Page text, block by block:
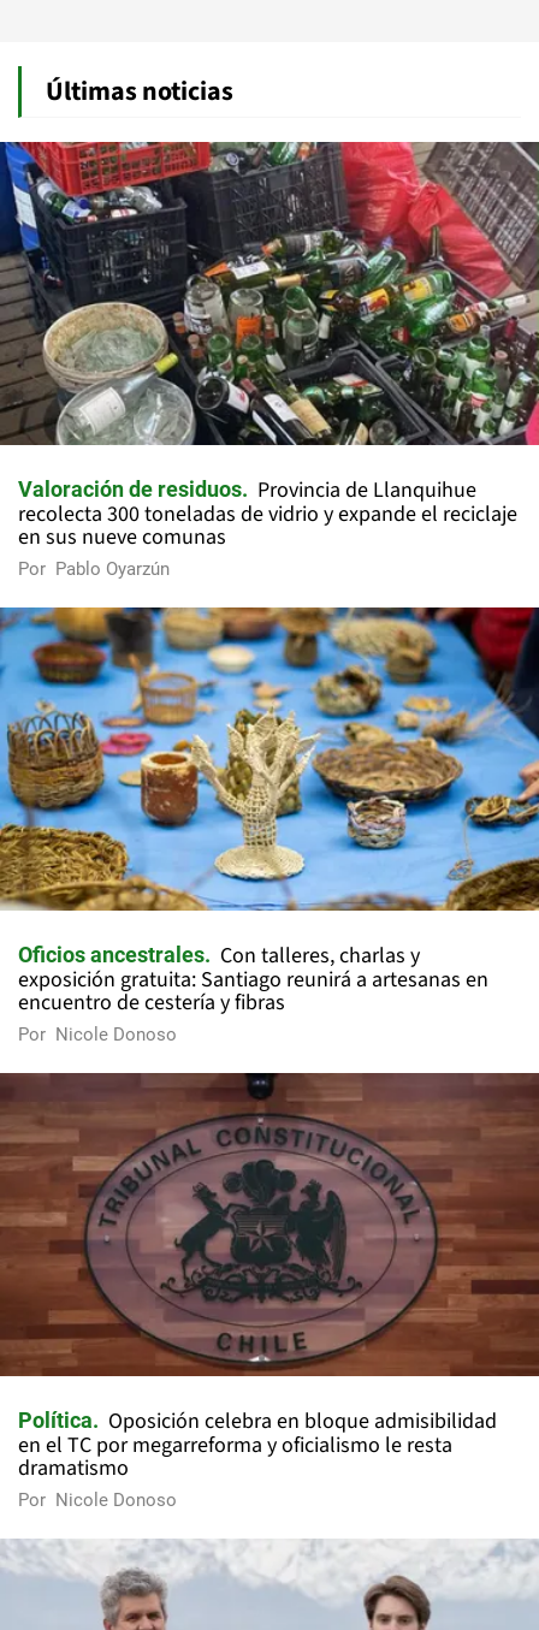
Últimas noticias
Valoración de residuos
Provincia de Llanquihue
recolecta 300 toneladas de vidrio y expande el reciclaje
en sus nueve comunas
Por Pablo Oyarzún
Oficios ancestrales
Con talleres, charlas y
exposición gratuita: Santiago reunirá a artesanas en
encuentro de cestería y fibras
Por Nicole Donoso
Política
Oposición celebra en bloque admisibilidad
en el TC por megarreforma y oficialismo le resta
dramatismo
Por Nicole Donoso